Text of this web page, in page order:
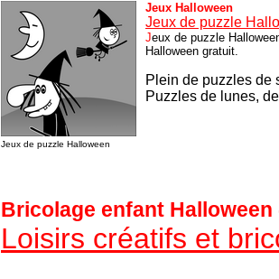
Jeux de puzzle Halloween
Jeux Halloween
Jeux de puzzle
Jeux de puzzle
Halloween gratuit.
Plein de puzzles de
Puzzles de lunes,
Bricolage enfant
Loisirs créatifs et